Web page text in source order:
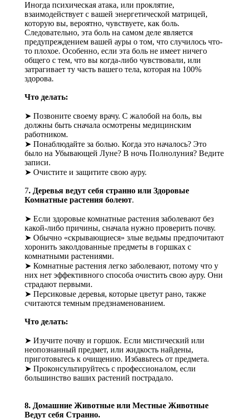
Иногда психическая атака, или проклятие,
взаимодействует с вашей энергетической матрицей,
которую вы, вероятно, чувствуете, как боль.
Следовательно, эта боль на самом деле является
предупреждением вашей ауры о том, что случилось что-
то плохое. Особенно, если эта боль не имеет ничего
общего с тем, что вы когда-либо чувствовали, или
затрагивает ту часть вашего тела, которая на 100%
здорова.
Что делать:
➤ Позвоните своему врачу. С жалобой на боль, вы
должны быть сначала осмотрены медицинским
работником.
➤ Понаблюдайте за болью. Когда это началось? Это
было на Убывающей Луне? В ночь Полнолуния? Ведите
записи.
➤ Очистите и защитите свою ауру.
7. Деревья ведут себя странно или Здоровые
Комнатные растения болеют.
➤ Если здоровые комнатные растения заболевают без
какой-либо причины, сначала нужно проверить почву.
➤ Обычно «скрывающиеся» злые ведьмы предпочитают
хоронить заколдованные предметы в горшках с
комнатными растениями.
➤ Комнатные растения легко заболевают, потому что у
них нет эффективного способа очистить свою ауру. Они
страдают первыми.
➤ Персиковые деревья, которые цветут рано, также
считаются темным предзнаменованием.
Что делать:
➤ Изучите почву и горшок. Если мистический или
неопознанный предмет, или жидкость найдены,
приготовьтесь к очищению. Избавьтесь от предмета.
➤ Проконсультируйтесь с профессионалом, если
большинство ваших растений пострадало.
8. Домашние Животные или Местные Животные
Ведут себя Странно.